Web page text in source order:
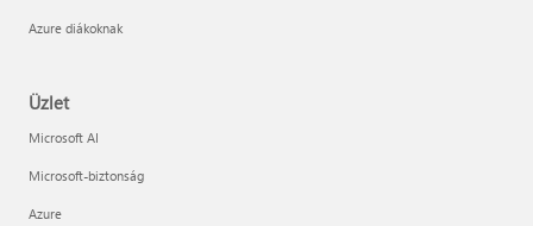
Azure diákoknak
Üzlet
Microsoft AI
Microsoft-biztonság
Azure